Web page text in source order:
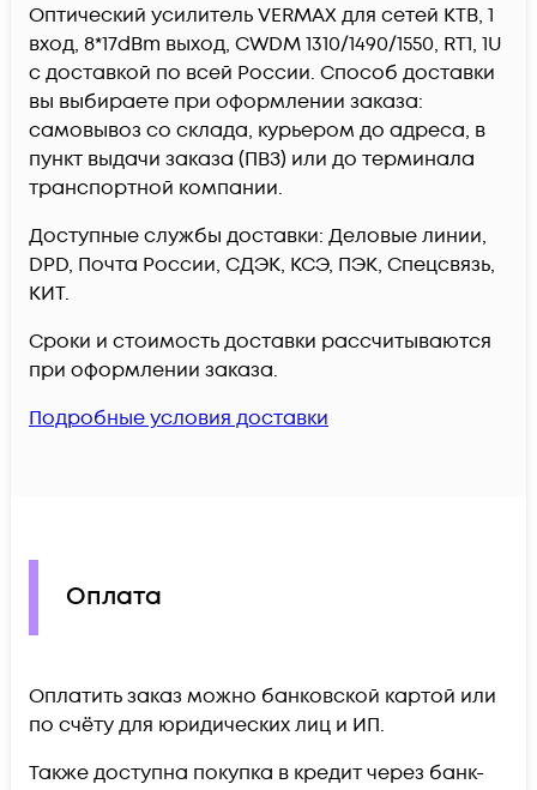
Оптический усилитель VERMAX для сетей КТВ, 1
вход, 8*17dBm выход, CWDM 1310/1490/1550, RT1, 1U
c доставкой по всей России. Способ доставки
вы выбираете при оформлении заказа:
самовывоз со склада, курьером до адреса, в
пункт выдачи заказа (ПВЗ) или до терминала
транспортной компании.
Доступные службы доставки: Деловые линии,
DPD, Почта России, СДЭК, КСЭ, ПЭК, Спецсвязь,
КИТ.
Сроки и стоимость доставки рассчитываются
при оформлении заказа.
Подробные условия доставки
Оплата
Оплатить заказ можно банковской картой или
по счёту для юридических лиц и ИП.
Также доступна покупка в кредит через банк-